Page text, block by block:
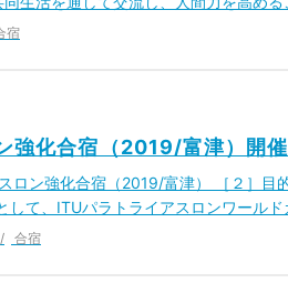
宿
強化合宿（2019/富津）開
ロン強化合宿（2019/富津） ［２］目
して、ITUパラトライアスロンワール
合宿